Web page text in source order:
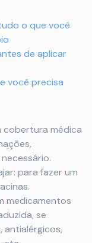
o que você
de aplicar
você precisa
cobertura médica
para fazer um
medicamentos
se
antialérgicos,